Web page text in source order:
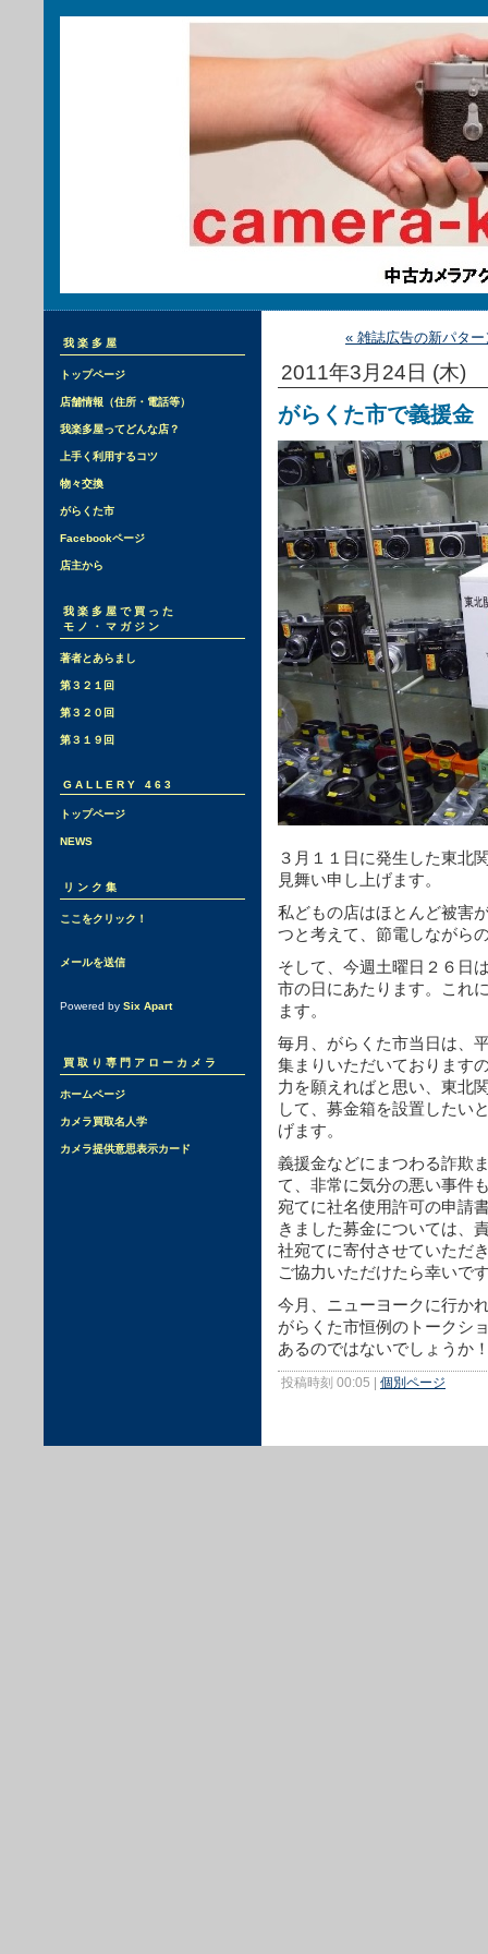
我楽多屋
トップページ
店舗情報（住所・電話等）
我楽多屋ってどんな店？
上手く利用するコツ
物々交換
がらくた市
Facebookページ
店主から
我楽多屋で買った
モノ・マガジン
著者とあらまし
第３２１回
第３２０回
第３１９回
GALLERY 463
トップページ
NEWS
リンク集
ここをクリック！
メールを送信
Powered by Six Apart
買取り専門アローカメラ
ホームページ
カメラ買取名人学
カメラ提供意思表示カード
« 雑誌広告の新パター
2011年3月24日 (木)
がらくた市で義援金
３月１１日に発生した東北
見舞い申し上げます。
私どもの店はほとんど被害
つと考えて、節電しながら
そして、今週土曜日２６日
市の日にあたります。これ
ます。
毎月、がらくた市当日は、
集まりいただいております
力を願えればと思い、東北
して、募金箱を設置したい
げます。
義援金などにまつわる詐欺
て、非常に気分の悪い事件
宛てに社名使用許可の申請
きました募金については、
社宛てに寄付させていただ
ご協力いただけたら幸いで
今月、ニューヨークに行か
がらくた市恒例のトークシ
あるのではないでしょうか
投稿時刻 00:05 | 個別ページ